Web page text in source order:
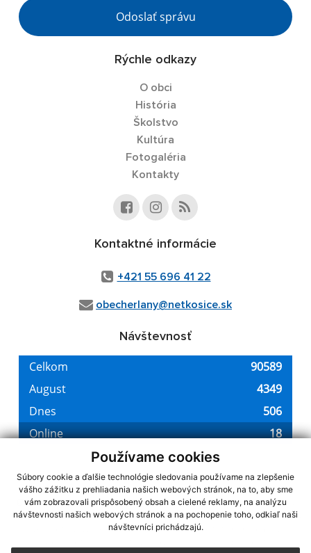
Používame cookies
Súbory cookie a ďalšie technológie sledovania používame na zlepšenie
vášho zážitku z prehliadania našich webových stránok, na to, aby sme
vám zobrazovali prispôsobený obsah a cielené reklamy, na analýzu
návštevnosti našich webových stránok a na pochopenie toho, odkiaľ naši
návštevníci prichádzajú.
Odoslať správu
Rýchle odkazy
O obci
História
Školstvo
Kultúra
Fotogaléria
Kontakty
Kontaktné informácie
+421 55 696 41 22
obecherlany@netkosice.sk
Návštevnosť
využite možnosť získavania aktuálnych informácií s využitím RSS
CMS systém (redakčný) systém ECHELON 2,Mapa stránok,web portál
webex.digital, s.r.o.,domény,registrácia domény